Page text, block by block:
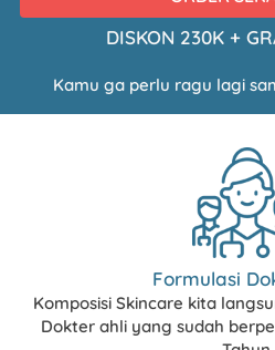
DISKON 230K +
Kamu ga perlu ragu lagi
Formulasi
Komposisi Skincare kita
Dokter ahli yang sudah